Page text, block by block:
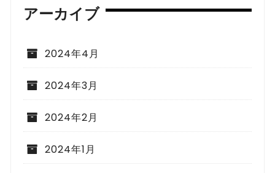
アーカイブ
2024年4月
2024年3月
2024年2月
2024年1月